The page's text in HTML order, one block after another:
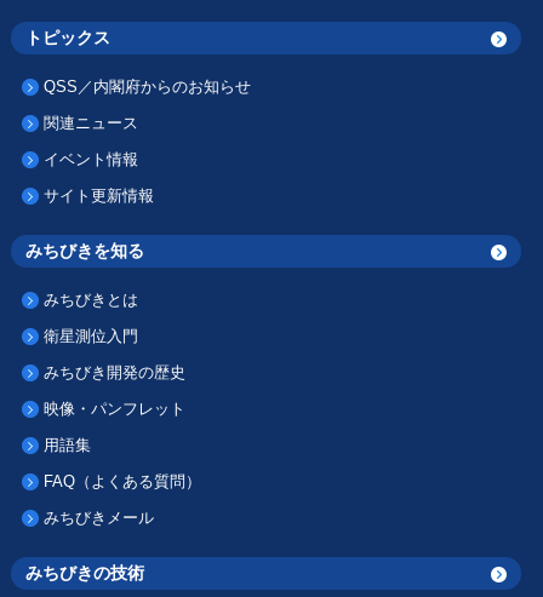
トピックス
QSS／内閣府からのお知らせ
関連ニュース
イベント情報
サイト更新情報
みちびきを知る
みちびきとは
衛星測位入門
みちびき開発の歴史
映像・パンフレット
用語集
FAQ（よくある質問）
みちびきメール
みちびきの技術